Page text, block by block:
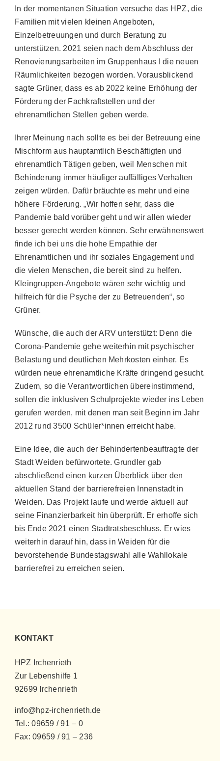
In der momentanen Situation versuche das HPZ, die
Familien mit vielen kleinen Angeboten,
Einzelbetreuungen und durch Beratung zu
unterstützen. 2021 seien nach dem Abschluss der
Renovierungsarbeiten im Gruppenhaus I die neuen
Räumlichkeiten bezogen worden. Vorausblickend
sagte Grüner, dass es ab 2022 keine Erhöhung der
Förderung der Fachkraftstellen und der
ehrenamtlichen Stellen geben werde.
Ihrer Meinung nach sollte es bei der Betreuung eine
Mischform aus hauptamtlich Beschäftigten und
ehrenamtlich Tätigen geben, weil Menschen mit
Behinderung immer häufiger auffälliges Verhalten
zeigen würden. Dafür bräuchte es mehr und eine
höhere Förderung. „Wir hoffen sehr, dass die
Pandemie bald vorüber geht und wir allen wieder
besser gerecht werden können. Sehr erwähnenswert
finde ich bei uns die hohe Empathie der
Ehrenamtlichen und ihr soziales Engagement und
die vielen Menschen, die bereit sind zu helfen.
Kleingruppen-Angebote wären sehr wichtig und
hilfreich für die Psyche der zu Betreuenden“, so
Grüner.
Wünsche, die auch der ARV unterstützt: Denn die
Corona-Pandemie gehe weiterhin mit psychischer
Belastung und deutlichen Mehrkosten einher. Es
würden neue ehrenamtliche Kräfte dringend gesucht.
Zudem, so die Verantwortlichen übereinstimmend,
sollen die inklusiven Schulprojekte wieder ins Leben
gerufen werden, mit denen man seit Beginn im Jahr
2012 rund 3500 Schüler*innen erreicht habe.
Eine Idee, die auch der Behindertenbeauftragte der
Stadt Weiden befürwortete. Grundler gab
abschließend einen kurzen Überblick über den
aktuellen Stand der barrierefreien Innenstadt in
Weiden. Das Projekt laufe und werde aktuell auf
seine Finanzierbarkeit hin überprüft. Er erhoffe sich
bis Ende 2021 einen Stadtratsbeschluss. Er wies
weiterhin darauf hin, dass in Weiden für die
bevorstehende Bundestagswahl alle Wahllokale
barrierefrei zu erreichen seien.
KONTAKT
HPZ Irchenrieth
Zur Lebenshilfe 1
92699 Irchenrieth
info@hpz-irchenrieth.de
Tel.: 09659 / 91 – 0
Fax: 09659 / 91 – 236